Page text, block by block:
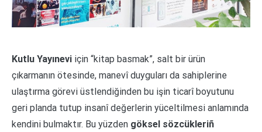
Kutlu Yayınevi için “kitap basmak”, salt bir ürün
çıkarmanın ötesinde, manevî duyguları da sahiplerine
ulaştırma görevi üstlendiğinden bu işin ticarî boyutunu
geri planda tutup insanî değerlerin yüceltilmesi anlamında
kendini bulmaktır. Bu yüzden göksel sözcükleriñ